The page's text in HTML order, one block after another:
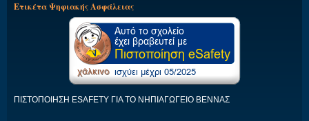
Ετικέτα Ψηφιακής Ασφάλειας
ΠΙΣΤΟΠΟΙΗΣΗ ESAFETY ΓΙΑ ΤΟ ΝΗΠΙΑΓΩΓΕΙΟ ΒΕΝΝΑΣ